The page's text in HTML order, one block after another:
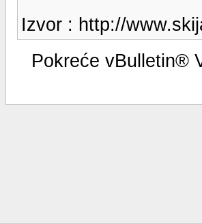
Izvor : http://
Pokreće vBulletin®